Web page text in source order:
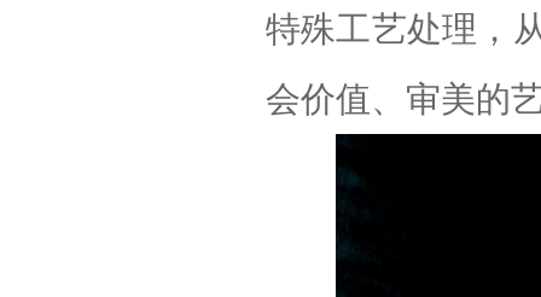
特殊工艺处理，
会价值、审美的